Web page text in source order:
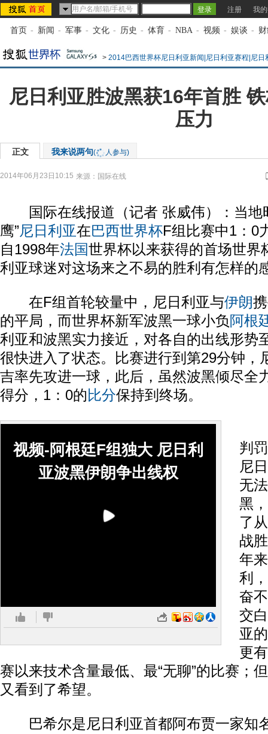
注册 我
首页 - 新闻 - 军事 - 文化 - 历史 - 体育 - NBA - 视频 - 娱谈 -
> 2014巴西世界杯尼日利亚新闻|尼日利亚赛程|尼日
尼日利亚胜波黑获16年首胜
压力
正文 我来说两句( 人参与)
2014年06月23日10:15 来源： 国际在线
国际在线报道（记者 张威伟）：当地
鹰”尼日利亚在巴西世界杯F组比赛中1：0
自1998年法国世界杯以来获得的首场世界
利亚球迷对这场来之不易的胜利有怎样的
在F组首轮较量中，尼日利亚与伊朗
的平局，而世界杯新军波黑一球小负 阿根
利亚和波黑实力接近，对各自的出线形势
很快进入了状态。比赛进行到第29分钟，
吉率先攻进一球，此后，虽然波黑倾尽全
得分，1：0的 比分保持到终场。
视频-阿根廷F组独大 尼日利
亚波黑伊朗争出线权
判
尼
无
黑
了
战
年
利
奋
交
亚
更
赛以来技术含量最低、最“无聊”的比赛；
又看到了希望。
巴希尔是尼日利亚首都阿布贾一家知